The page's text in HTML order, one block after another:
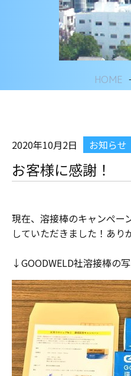
HOME
2020年10月2日 お知らせ
お客様に感謝！
現在、溶接棒のキャンぺー
していただきました！あり
↓GOODWELD社溶接棒の